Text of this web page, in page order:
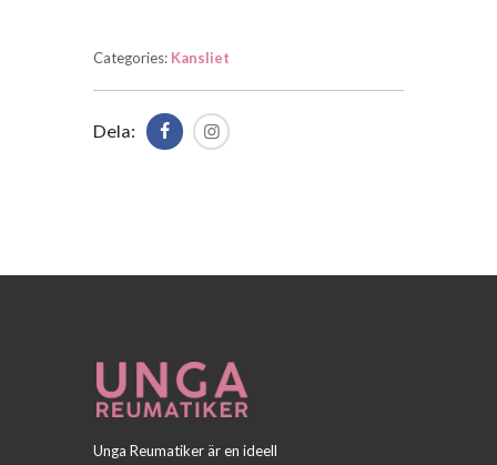
Categories: Kansliet
Dela:
Unga Reumatiker är en ideell